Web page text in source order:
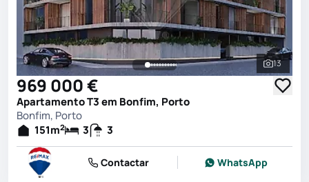
Ver
13
969 000 €
Apartamento T3 em Bonfim, Porto
Bonfim, Porto
151m2 3 3
Contactar WhatsApp